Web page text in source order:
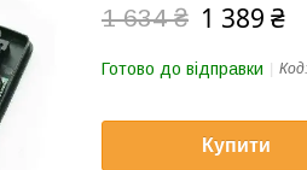
1 634 ₴ 1 389 ₴
Готово до відправки Код:
Купити